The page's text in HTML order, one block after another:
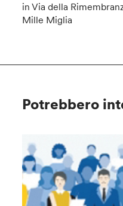
in Via della
Mille Miglia
Potrebbero